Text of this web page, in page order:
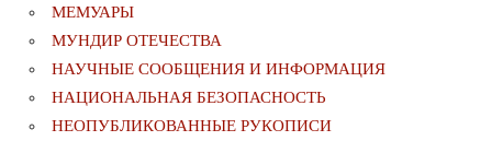
МЕМУАРЫ
МУНДИР ОТЕЧЕСТВА
НАУЧНЫЕ СООБЩЕНИЯ И ИНФОРМАЦИЯ
НАЦИОНАЛЬНАЯ БЕЗОПАСНОСТЬ
НЕОПУБЛИКОВАННЫЕ РУКОПИСИ